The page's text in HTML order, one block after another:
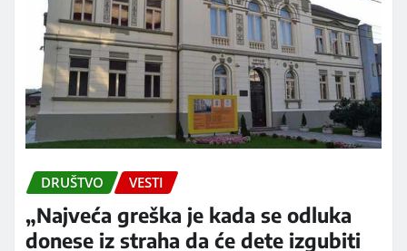
DRUŠTVO VESTI
„Najveća greška je kada se odluka
donese iz straha da će dete izgubiti